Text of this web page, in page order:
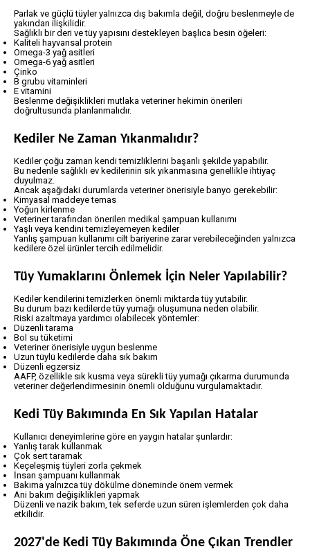
Parlak ve güçlü tüyler yalnızca dış bakımla değil, doğru beslenmeyle de
yakından ilişkilidir.
Sağlıklı bir deri ve tüy yapısını destekleyen başlıca besin öğeleri:
Kaliteli hayvansal protein
Omega-3 yağ asitleri
Omega-6 yağ asitleri
Çinko
B grubu vitaminleri
E vitamini
Beslenme değişiklikleri mutlaka veteriner hekimin önerileri
doğrultusunda planlanmalıdır.
Kediler Ne Zaman Yıkanmalıdır?
Kediler çoğu zaman kendi temizliklerini başarılı şekilde yapabilir.
Bu nedenle sağlıklı ev kedilerinin sık yıkanmasına genellikle ihtiyaç
duyulmaz.
Ancak aşağıdaki durumlarda veteriner önerisiyle banyo gerekebilir:
Kimyasal maddeye temas
Yoğun kirlenme
Veteriner tarafından önerilen medikal şampuan kullanımı
Yaşlı veya kendini temizleyemeyen kediler
Yanlış şampuan kullanımı cilt bariyerine zarar verebileceğinden yalnızca
kedilere özel ürünler tercih edilmelidir.
Tüy Yumaklarını Önlemek İçin Neler Yapılabilir?
Kediler kendilerini temizlerken önemli miktarda tüy yutabilir.
Bu durum bazı kedilerde tüy yumağı oluşumuna neden olabilir.
Riski azaltmaya yardımcı olabilecek yöntemler:
Düzenli tarama
Bol su tüketimi
Veteriner önerisiyle uygun beslenme
Uzun tüylü kedilerde daha sık bakım
Düzenli egzersiz
AAFP, özellikle sık kusma veya sürekli tüy yumağı çıkarma durumunda
veteriner değerlendirmesinin önemli olduğunu vurgulamaktadır.
Kedi Tüy Bakımında En Sık Yapılan Hatalar
Kullanıcı deneyimlerine göre en yaygın hatalar şunlardır:
Yanlış tarak kullanmak
Çok sert taramak
Keçeleşmiş tüyleri zorla çekmek
İnsan şampuanı kullanmak
Bakıma yalnızca tüy dökülme döneminde önem vermek
Ani bakım değişiklikleri yapmak
Düzenli ve nazik bakım, tek seferde uzun süren işlemlerden çok daha
etkilidir.
2027'de Kedi Tüy Bakımında Öne Çıkan Trendler